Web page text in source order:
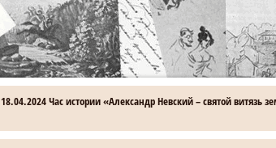
18.04.2024 Час истории «Александр Невский – святой витязь